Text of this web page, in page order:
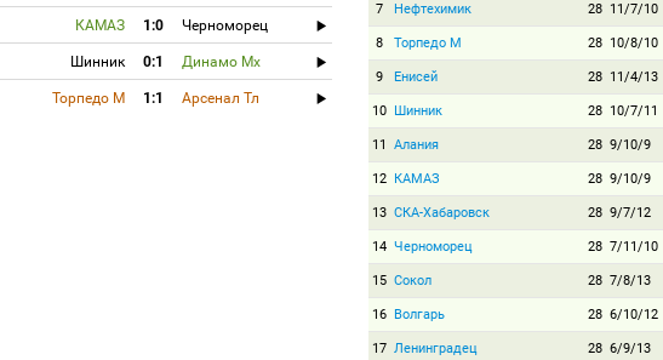
КАМАЗ 1:0 Черноморец
Шинник 0:1 Динамо Мх
Торпедо М 1:1 Арсенал Тл
7 Нефтехимик 28 11/7/10
8 Торпедо М 28 10/8/10
9 Енисей 28 11/4/13
10 Шинник 28 10/7/11
11 Алания 28 9/10/9
12 КАМАЗ 28 9/10/9
13 СКА-Хабаровск 28 9/7/12
14 Черноморец 28 7/11/10
15 Сокол 28 7/8/13
16 Волгарь 28 6/10/12
17 Ленинградец 28 6/9/13